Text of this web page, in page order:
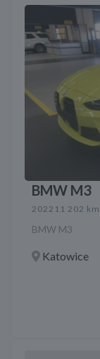
BMW M3
2022 11 202 km
BMW M3
Katowice